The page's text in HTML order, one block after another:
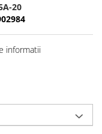
20
informatii